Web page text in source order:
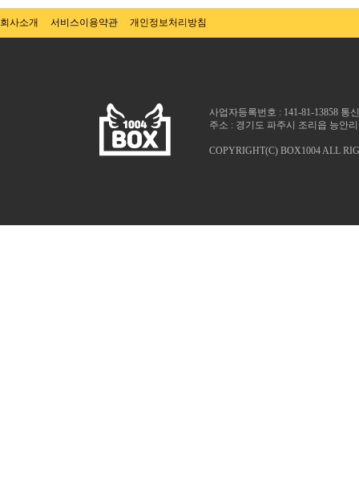
회사소개 서비스이용약관 개인정보처리방침
사업자등록번호 : 141-81-13858
주소 : 경기도 파주시 조리읍 능안
COPYRIGHT(C) BOX1004 ALL